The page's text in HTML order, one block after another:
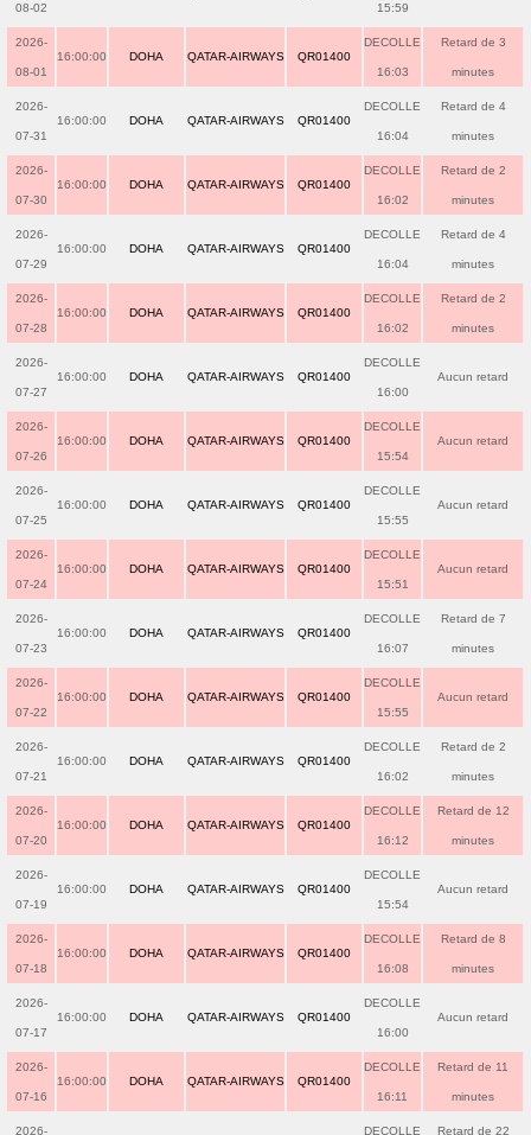
08-02 15:59
2026-
08-01
16:00:00 DOHA QATAR-AIRWAYS QR01400
DECOLLE
16:03
Retard de 3
minutes
2026-
07-31
16:00:00 DOHA QATAR-AIRWAYS QR01400
DECOLLE
16:04
Retard de 4
minutes
2026-
07-30
16:00:00 DOHA QATAR-AIRWAYS QR01400
DECOLLE
16:02
Retard de 2
minutes
2026-
07-29
16:00:00 DOHA QATAR-AIRWAYS QR01400
DECOLLE
16:04
Retard de 4
minutes
2026-
07-28
16:00:00 DOHA QATAR-AIRWAYS QR01400
DECOLLE
16:02
Retard de 2
minutes
2026-
07-27
16:00:00 DOHA QATAR-AIRWAYS QR01400
DECOLLE
16:00
Aucun retard
2026-
07-26
16:00:00 DOHA QATAR-AIRWAYS QR01400
DECOLLE
15:54
Aucun retard
2026-
07-25
16:00:00 DOHA QATAR-AIRWAYS QR01400
DECOLLE
15:55
Aucun retard
2026-
07-24
16:00:00 DOHA QATAR-AIRWAYS QR01400
DECOLLE
15:51
Aucun retard
2026-
07-23
16:00:00 DOHA QATAR-AIRWAYS QR01400
DECOLLE
16:07
Retard de 7
minutes
2026-
07-22
16:00:00 DOHA QATAR-AIRWAYS QR01400
DECOLLE
15:55
Aucun retard
2026-
07-21
16:00:00 DOHA QATAR-AIRWAYS QR01400
DECOLLE
16:02
Retard de 2
minutes
2026-
07-20
16:00:00 DOHA QATAR-AIRWAYS QR01400
DECOLLE
16:12
Retard de 12
minutes
2026-
07-19
16:00:00 DOHA QATAR-AIRWAYS QR01400
DECOLLE
15:54
Aucun retard
2026-
07-18
16:00:00 DOHA QATAR-AIRWAYS QR01400
DECOLLE
16:08
Retard de 8
minutes
2026-
07-17
16:00:00 DOHA QATAR-AIRWAYS QR01400
DECOLLE
16:00
Aucun retard
2026-
07-16
16:00:00 DOHA QATAR-AIRWAYS QR01400
DECOLLE
16:11
Retard de 11
minutes
2026- DECOLLE Retard de 22